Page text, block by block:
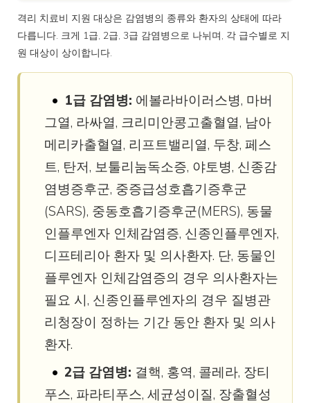
격리 치료비 지원 대상은 감염병의 종류와 환자의 상태에 따라
다릅니다. 크게 1급, 2급, 3급 감염병으로 나뉘며, 각 급수별로 지
원 대상이 상이합니다.
1급 감염병: 에볼라바이러스병, 마버
그열, 라싸열, 크리미안콩고출혈열, 남아
메리카출혈열, 리프트밸리열, 두창, 페스
트, 탄저, 보툴리눔독소증, 야토병, 신종감
염병증후군, 중증급성호흡기증후군
(SARS), 중동호흡기증후군(MERS), 동물
인플루엔자 인체감염증, 신종인플루엔자,
디프테리아 환자 및 의사환자. 단, 동물인
플루엔자 인체감염증의 경우 의사환자는
필요 시, 신종인플루엔자의 경우 질병관
리청장이 정하는 기간 동안 환자 및 의사
환자.
2급 감염병: 결핵, 홍역, 콜레라, 장티
푸스, 파라티푸스, 세균성이질, 장출혈성